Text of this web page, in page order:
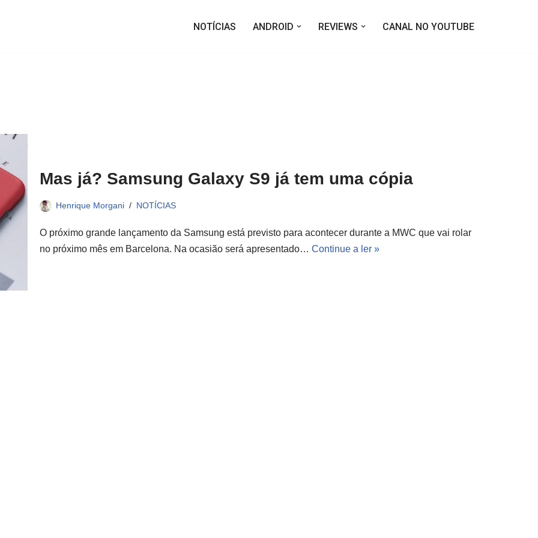
NOTÍCIAS ANDROID REVIEWS CANAL NO YOUTUBE
Mas já? Samsung Galaxy S9 já tem uma cópia
Henrique Morgani NOTÍCIAS
O próximo grande lançamento da Samsung está previsto para acontecer durante a MWC que vai rolar
no próximo mês em Barcelona. Na ocasião será apresentado… Continue a ler »